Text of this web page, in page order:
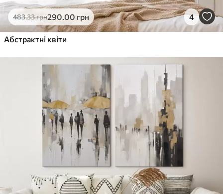
483.33грн290.00 грн 4
Абстрактні квіти